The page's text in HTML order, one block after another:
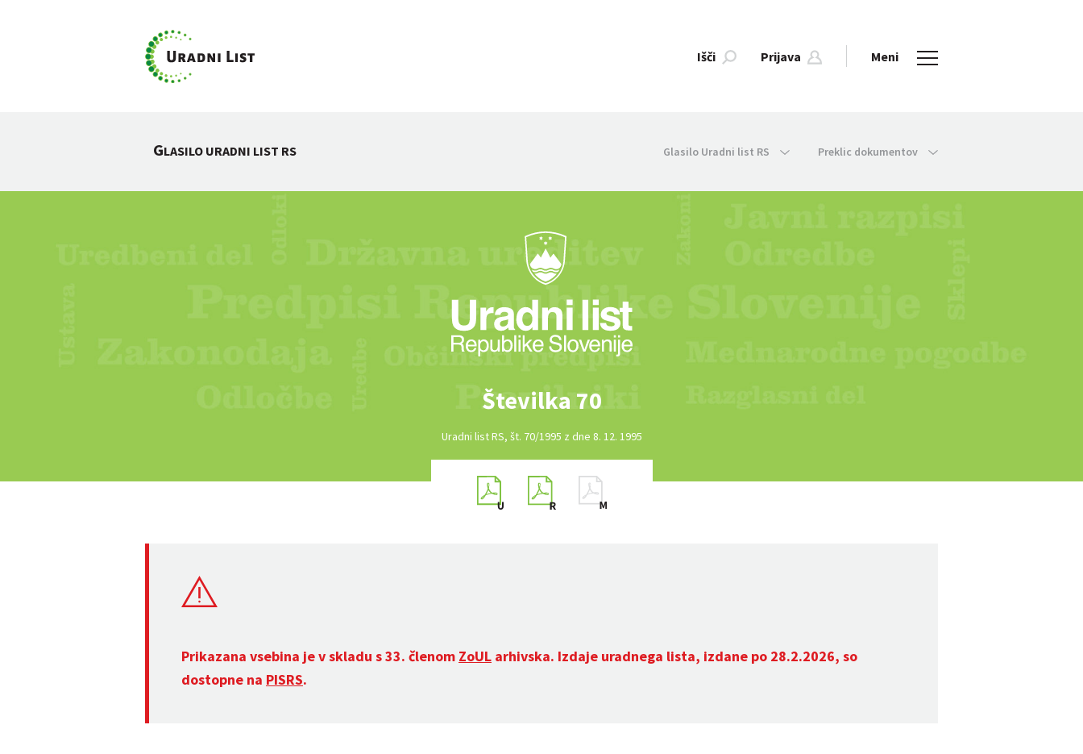
Išči Prijava Meni
GLASILO URADNI LIST RS Glasilo Uradni list RS Preklic dokumentov
Številka 70
Uradni list RS, št. 70/1995 z dne 8. 12. 1995
Prikazana vsebina je v skladu s 33. členom ZoUL arhivska. Izdaje uradnega lista, izdane po 28.2.2026, so
dostopne na PISRS.